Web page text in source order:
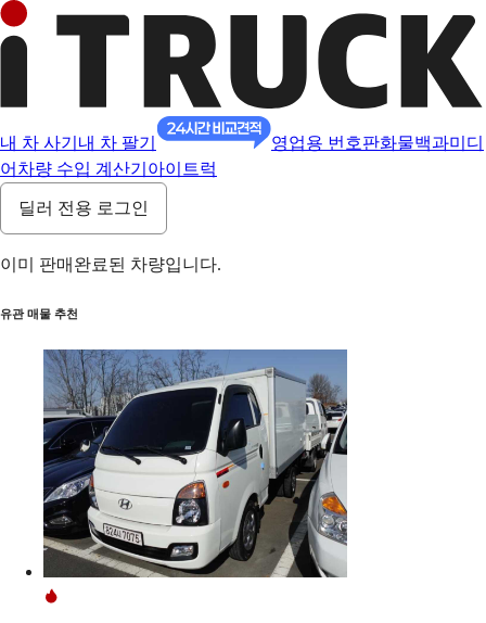
내 차 사기 내 차 팔기 영업용 번호판화물백과미디
어 차량 수입 계산기 아이트럭
딜러 전용 로그인
이미 판매완료된 차량입니다.
유관 매물 추천